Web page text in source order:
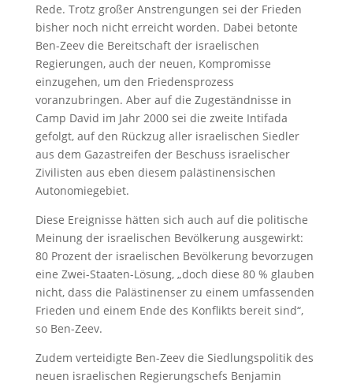
Rede. Trotz großer Anstrengungen sei der Frieden
bisher noch nicht erreicht worden. Dabei betonte
Ben-Zeev die Bereitschaft der israelischen
Regierungen, auch der neuen, Kompromisse
einzugehen, um den Friedensprozess
voranzubringen. Aber auf die Zugeständnisse in
Camp David im Jahr 2000 sei die zweite Intifada
gefolgt, auf den Rückzug aller israelischen Siedler
aus dem Gazastreifen der Beschuss israelischer
Zivilisten aus eben diesem palästinensischen
Autonomiegebiet.
Diese Ereignisse hätten sich auch auf die politische
Meinung der israelischen Bevölkerung ausgewirkt:
80 Prozent der israelischen Bevölkerung bevorzugen
eine Zwei-Staaten-Lösung, „doch diese 80 % glauben
nicht, dass die Palästinenser zu einem umfassenden
Frieden und einem Ende des Konflikts bereit sind“,
so Ben-Zeev.
Zudem verteidigte Ben-Zeev die Siedlungspolitik des
neuen israelischen Regierungschefs Benjamin